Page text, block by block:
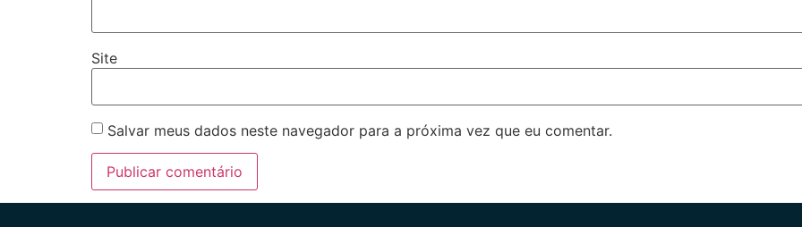
Site
Salvar meus dados neste navegador para a próxima vez que eu comentar.